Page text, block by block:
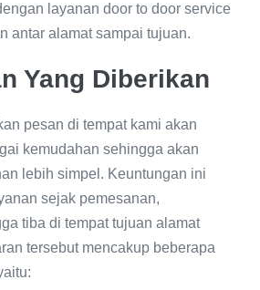
layanan door to door service
antar alamat sampai tujuan.
Yang Diberikan
pesan di tempat kami akan
kemudahan sehingga akan
lebih simpel. Keuntungan ini
sejak pemesanan,
tiba di tempat tujuan alamat
tersebut mencakup beberapa